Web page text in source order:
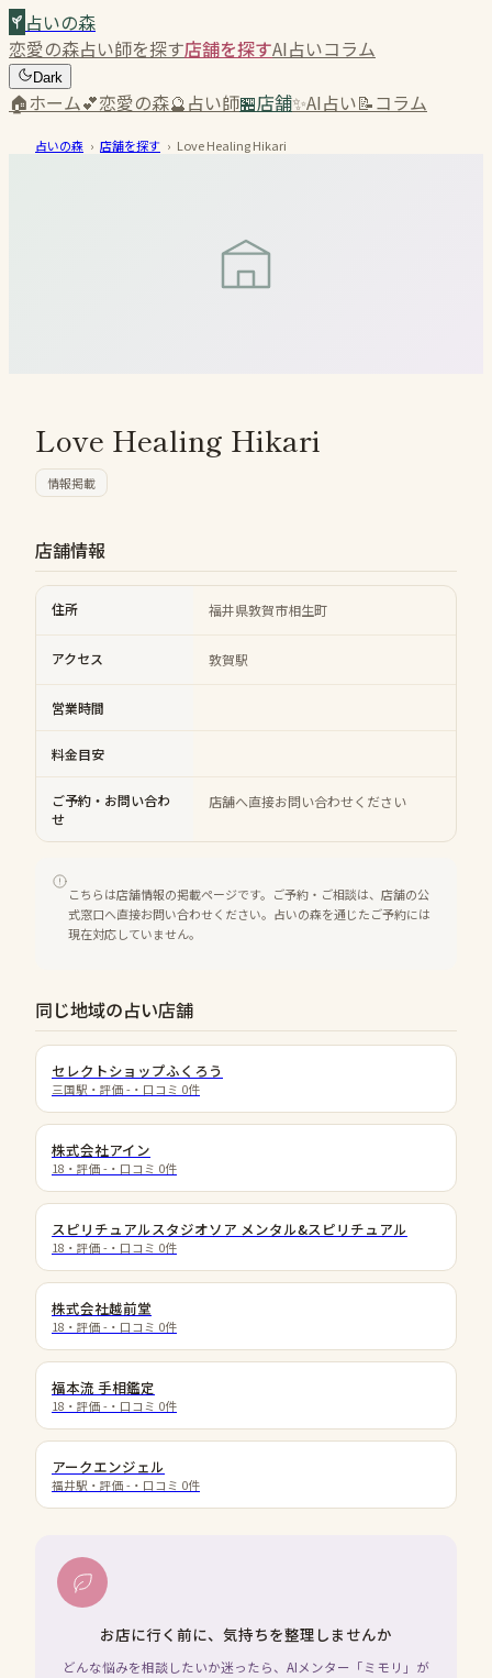
占いの森
恋愛の森占い師を探す店舗を探すAI占いコラム
Dark
🏠ホーム💕恋愛の森🔮占い師🏪店舗✨AI占い📝コラム
占いの森 › 店舗を探す › Love Healing Hikari
Love Healing Hikari
情報掲載
店舗情報
住所 福井県敦賀市相生町
アクセス 敦賀駅
営業時間
料金目安
ご予約・お問い合わ
せ
店舗へ直接お問い合わせください
こちらは店舗情報の掲載ページです。ご予約・ご相談は、店舗の公
式窓口へ直接お問い合わせください。占いの森を通じたご予約には
現在対応していません。
同じ地域の占い店舗
セレクトショップふくろう
三国駅 ・評価 - ・口コミ 0件
株式会社アイン
18 ・評価 - ・口コミ 0件
スピリチュアルスタジオソア メンタル&スピリチュアル
18 ・評価 - ・口コミ 0件
株式会社越前堂
18 ・評価 - ・口コミ 0件
福本流 手相鑑定
18 ・評価 - ・口コミ 0件
アークエンジェル
福井駅 ・評価 - ・口コミ 0件
お店に行く前に、気持ちを整理しませんか
どんな悩みを相談したいか迷ったら、AIメンター「ミモリ」が